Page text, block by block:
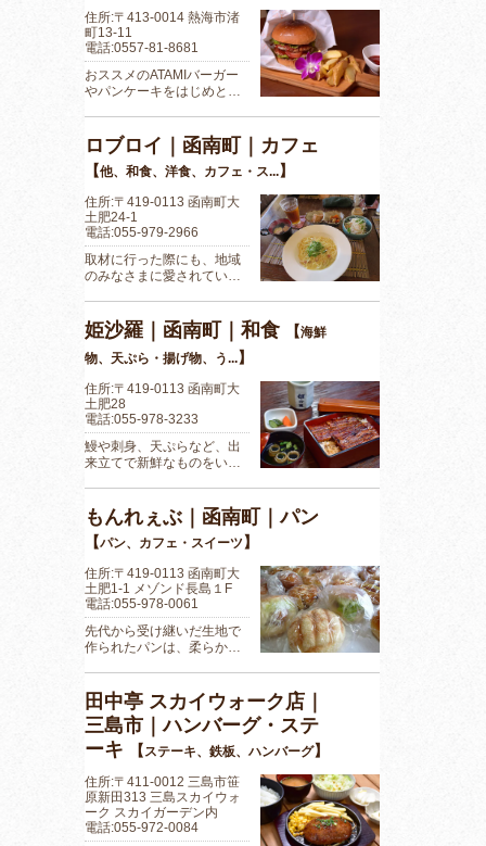
住所:〒413-0014 熱海市渚
町13-11
電話:0557-81-8681
おススメのATAMIバーガー
やパンケーキをはじめと…
ロブロイ｜函南町｜カフェ
【他、和食、洋食、カフェ・ス...】
住所:〒419-0113 函南町大
土肥24-1
電話:055-979-2966
取材に行った際にも、地域
のみなさまに愛されてい…
姫沙羅｜函南町｜和食 【海鮮
物、天ぷら・揚げ物、う...】
住所:〒419-0113 函南町大
土肥28
電話:055-978-3233
鰻や刺身、天ぷらなど、出
来立てで新鮮なものをい…
もんれぇぶ｜函南町｜パン
【パン、カフェ・スイーツ 】
住所:〒419-0113 函南町大
土肥1-1 メゾンド長島１F
電話:055-978-0061
先代から受け継いだ生地で
作られたパンは、柔らか…
田中亭 スカイウォーク店｜
三島市｜ハンバーグ・ステ
ーキ
【ステーキ、鉄板、ハンバーグ】
住所:〒411-0012 三島市笹
原新田313 三島スカイウォ
ーク スカイガーデン内
電話:055-972-0084